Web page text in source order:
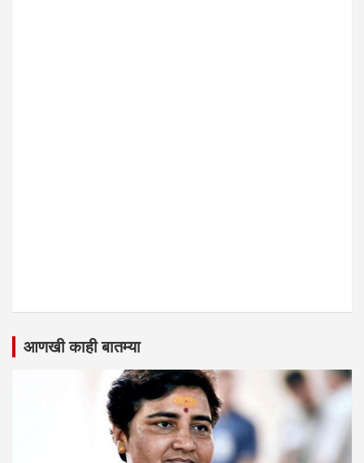
आणखी काही बातम्या